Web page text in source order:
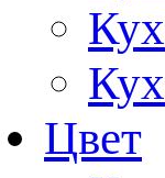
Цвет